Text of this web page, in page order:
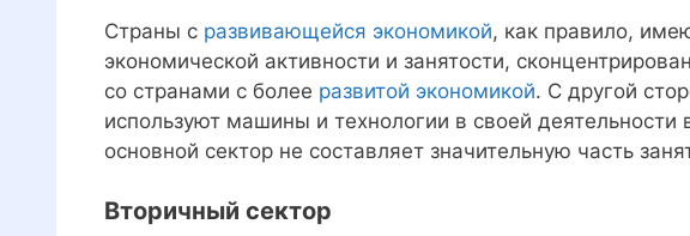
Страны с развивающейся экономикой, как правило,
экономической активности и занятости,
со странами с более развитой экономикой. С другой
используют машины и технологии в своей деятельности
основной сектор не составляет значительную часть
Вторичный сектор